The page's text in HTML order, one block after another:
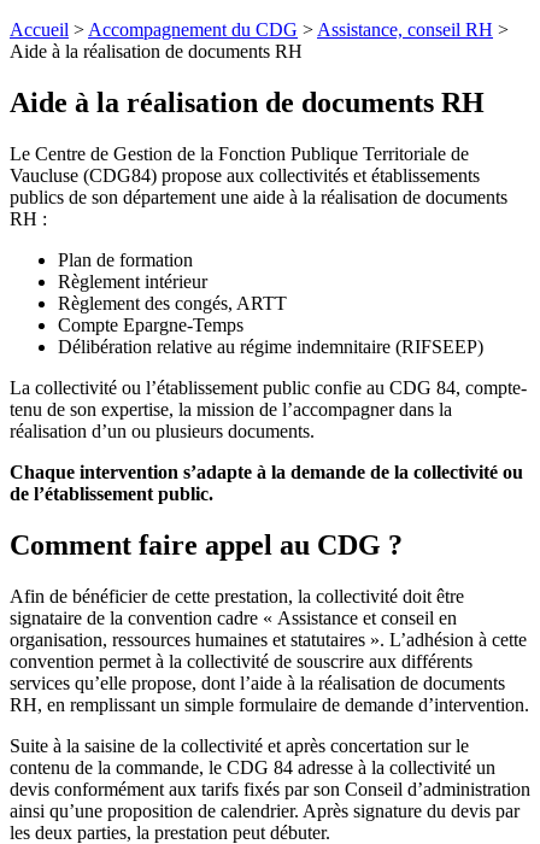
Accueil > Accompagnement du CDG > Assistance, conseil RH >
Aide à la réalisation de documents RH
Aide à la réalisation de documents RH
Le Centre de Gestion de la Fonction Publique Territoriale de
Vaucluse (CDG84) propose aux collectivités et établissements
publics de son département une aide à la réalisation de documents
RH :
Plan de formation
Règlement intérieur
Règlement des congés, ARTT
Compte Epargne-Temps
Délibération relative au régime indemnitaire (RIFSEEP)
La collectivité ou l’établissement public confie au CDG 84, compte-
tenu de son expertise, la mission de l’accompagner dans la
réalisation d’un ou plusieurs documents.
Chaque intervention s’adapte à la demande de la collectivité ou
de l’établissement public.
Comment faire appel au CDG ?
Afin de bénéficier de cette prestation, la collectivité doit être
signataire de la convention cadre « Assistance et conseil en
organisation, ressources humaines et statutaires ». L’adhésion à cette
convention permet à la collectivité de souscrire aux différents
services qu’elle propose, dont l’aide à la réalisation de documents
RH, en remplissant un simple formulaire de demande d’intervention.
Suite à la saisine de la collectivité et après concertation sur le
contenu de la commande, le CDG 84 adresse à la collectivité un
devis conformément aux tarifs fixés par son Conseil d’administration
ainsi qu’une proposition de calendrier. Après signature du devis par
les deux parties, la prestation peut débuter.